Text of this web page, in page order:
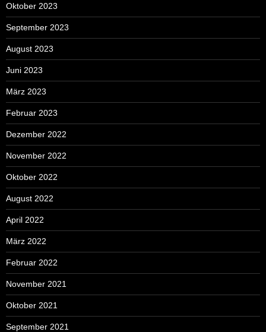
Oktober 2023
September 2023
August 2023
Juni 2023
März 2023
Februar 2023
Dezember 2022
November 2022
Oktober 2022
August 2022
April 2022
März 2022
Februar 2022
November 2021
Oktober 2021
September 2021